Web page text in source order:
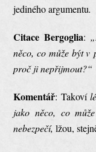
jediného argumentu.
Citace Bergoglia:
něco, co může být v
proč ji nepřijmout?“
Komentář: Takoví
jako něco, co
nebezpečí,lžou,